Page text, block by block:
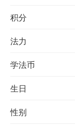
积分
法力
学法币
生日
性别